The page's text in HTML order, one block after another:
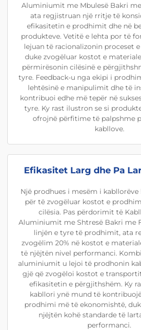
Aluminiumit me Mbulesë Bakri
ata regjistruan një rritje të
efikasitetin e prodhimit dhe në
produkteve. Vetitë e lehta por të
lejuan të racionalizonin proceset
duke zvogëluar kostot e
përmirësonin cilësinë e
tyre. Feedback-u nga ekipi i
lehtësinë e manipulimit dhe të
kontribuoi edhe më tepër në
tyre. Ky rast ilustron se si
ofrojnë përfitime të palpshme
kabllove.
Efikasitet Larg dhe Pa
Një prodhues i mesëm i
për të zvogëluar kostot e
cilësia. Pas përdorimit të
Aluminiumit me Shtresë Bakri me
linjën e tyre të prodhimit, ata
zvogëlim 20% në kostot e
të njëjtën nivel performanci.
aluminiumit u lejoi të prodhonin
gjë që zvogëloi kostot e
efikasitetin e përgjithshëm. Ky
kabllori ynë mund të
prodhimi më të ekonomishtë,
njëjtën kohë standarde të
performanci.